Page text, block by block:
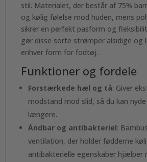
stil. Materialet, der består af 75%
og kølig følelse mod huden, mens
sikrer en perfekt pasform og
gør disse sorte strømper alsidige og
enhver form for fodtøj.
Funktioner og fordele
Forstærkede hæl og tå: Giver
modstand mod slid, så du kan
længere.
Åndbar og antibakteriel:
ventilation, der holder fødderne
antibakterielle egenskaber hjælper